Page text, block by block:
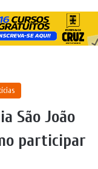
São João
participar